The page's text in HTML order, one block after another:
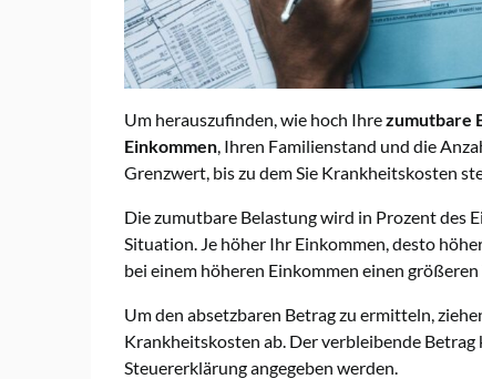
Um herauszufinden, wie hoch Ihrezumutbare
Einkommen , Ihren Familienstand und die
Grenzwert, bis zu dem Sie Krankheitskosten
Die zumutbare Belastung wird in Prozent des
Situation. Je höher Ihr Einkommen, desto
bei einem höheren Einkommen einen
Um den absetzbaren Betrag zu ermitteln,
Krankheitskosten ab. Der verbleibende
Steuererklärung angegeben werden.